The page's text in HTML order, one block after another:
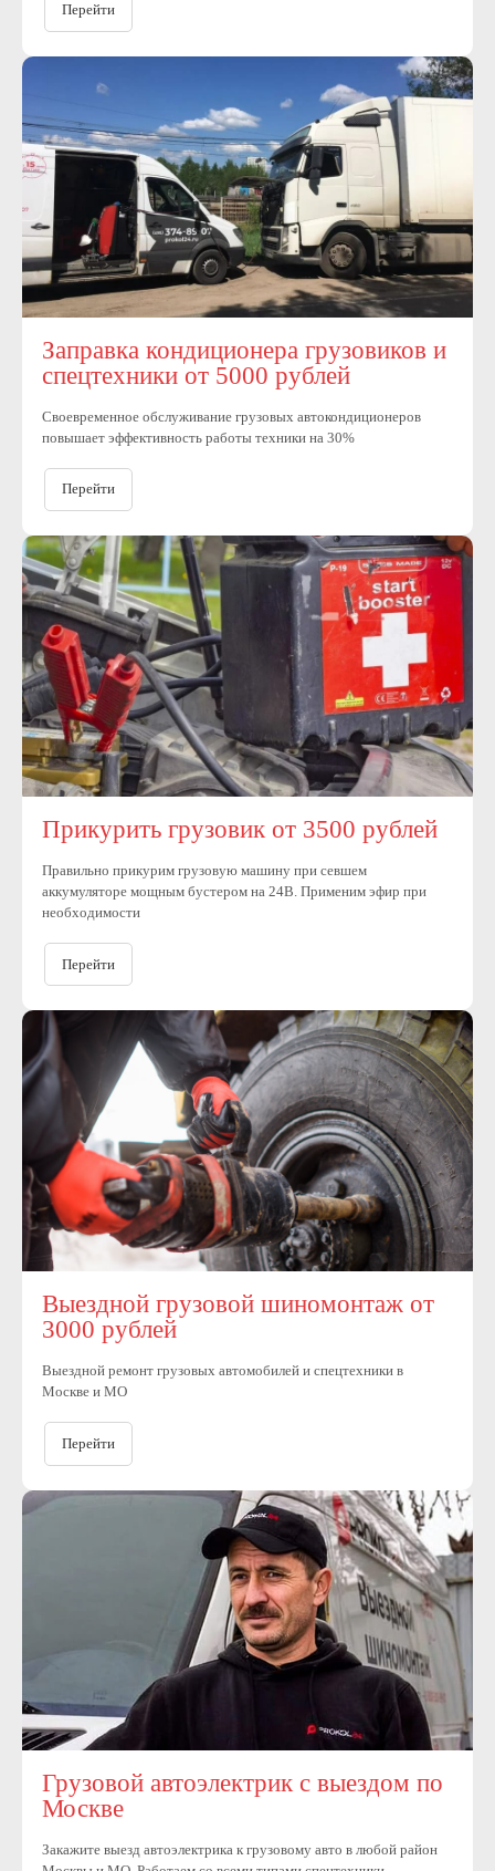
Перейти
Заправка кондиционера грузовиков и
спецтехники от 5000 рублей
Своевременное обслуживание грузовых автокондиционеров
повышает эффективность работы техники на 30%
Перейти
Прикурить грузовик от 3500 рублей
Правильно прикурим грузовую машину при севшем
аккумуляторе мощным бустером на 24В. Применим эфир при
необходимости
Перейти
Выездной грузовой шиномонтаж от
3000 рублей
Выездной ремонт грузовых автомобилей и спецтехники в
Москве и МО
Перейти
Грузовой автоэлектрик с выездом по
Москве
Закажите выезд автоэлектрика к грузовому авто в любой район
Собственный штат
квалифицированных
мастеров